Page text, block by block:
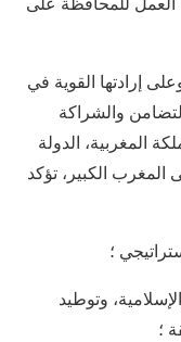
إرادتها القوية في
والشراكة
المغربية، الدولة
المغرب الكبير، تؤكد
؛
وتوطيد
؛